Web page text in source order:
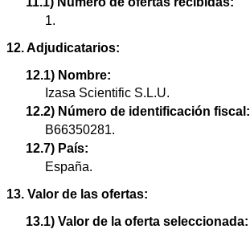
1.
12. Adjudicatarios:
12.1) Nombre:
Izasa Scientific S.L.U.
12.2) Número de identificación fiscal:
B66350281.
12.7) País:
España.
13. Valor de las ofertas:
13.1) Valor de la oferta seleccionada: